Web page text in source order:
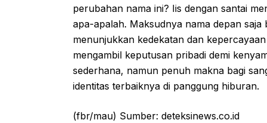
perubahan nama ini? Iis dengan santai
apa-apalah. Maksudnya nama depan
menunjukkan kedekatan dan
mengambil keputusan pribadi demi
sederhana, namun penuh makna bagi
identitas terbaiknya di panggung hiburan.
(fbr/mau) Sumber: deteksinews.co.id